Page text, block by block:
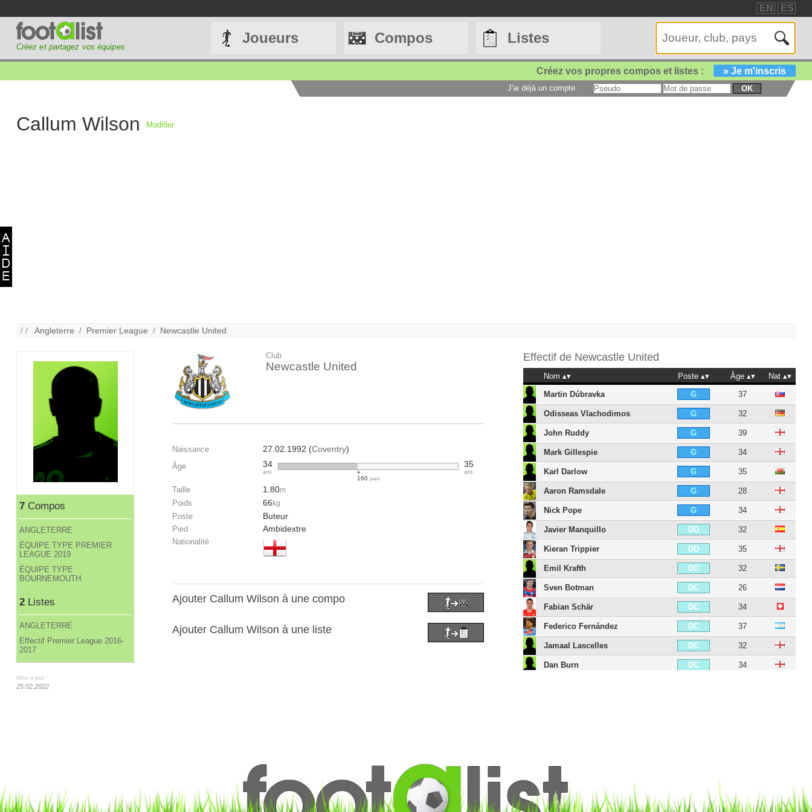
EN ES
Créez et partagez vos équipes
Joueurs Compos Listes
Créez vos propres compos et listes : » Je m'inscris
J'ai déjà un compte : OK
Callum Wilson Modifier
/ /Angleterre / Premier League / Newcastle United
7Compos
ANGLETERRE
ÉQUIPE TYPE PREMIER
LEAGUE 2019
ÉQUIPE TYPE
BOURNEMOUTH
2Listes
ANGLETERRE
Effectif Premier League 2016-
2017
Mise à jour :
25.02.2022
Club
Newcastle United
Naissance 27.02.1992 (Coventry)
Âge 34
ans
160 jours
35
ans
Taille 1.80m
Poids 66 kg
Poste Buteur
Pied Ambidextre
Nationalité
Ajouter Callum Wilson à une compo
Ajouter Callum Wilson à une liste
Effectif de Newcastle United
Nom Poste Âge
Nat
Martin Dúbravka
G 37
Odisseas Vlachodimos G 32
John Ruddy G 39
Mark Gillespie G 34
Karl Darlow G 35
Aaron Ramsdale G 28
Nick Pope G 34
Javier Manquillo DD 32
Kieran Trippier DD 35
Emil Krafth DD 32
Sven Botman DC 26
Fabian Schär DC 34
Federico Fernández DC 37
Jamaal Lascelles DC 32
Dan Burn DC 34
Isaac Hayden
Joe Willock MC 26